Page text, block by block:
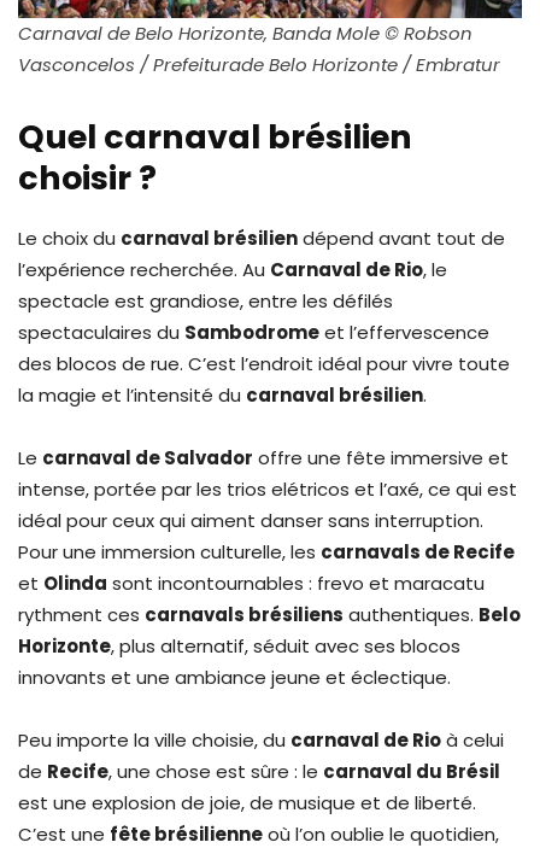
Carnaval de Belo Horizonte, Banda Mole © Robson
Vasconcelos / Prefeiturade Belo Horizonte/ Embratur
Quel carnaval brésilien
choisir ?
Le choix du carnaval brésiliendépend avant tout de
l’expérience recherchée. Au Carnaval de Rio, le
spectacle est grandiose, entre les défilés
spectaculaires du Sambodromeet l’effervescence
des blocos de rue. C’est l’endroit idéal pour vivre toute
la magie et l’intensité du carnaval brésilien.
Le carnaval de Salvador offre une fête immersive et
intense, portée par les trios elétricos et l’axé, ce qui est
idéal pour ceux qui aiment danser sans interruption.
Pour une immersion culturelle, les carnavals de Recife
et Olinda sont incontournables : frevo et maracatu
rythment ces carnavals brésiliens authentiques. Belo
Horizonte, plus alternatif, séduit avec ses blocos
innovants et une ambiance jeune et éclectique.
Peu importe la ville choisie, du carnaval de Rioà celui
de Recife, une chose est sûre : le carnaval du Brésil
est une explosion de joie, de musique et de liberté.
C’est une fête brésilienneoù l’on oublie le quotidien,